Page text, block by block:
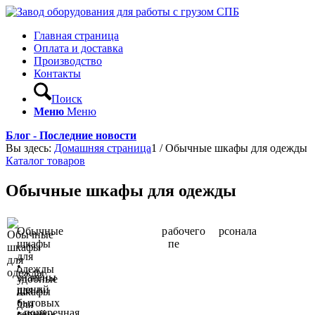
Главная страница
Оплата и доставка
Производство
Контакты
Поиск
Меню Меню
Блог - Последние новости
Вы здесь: Домашняя страница1 / Обычные шкафы для одежды
Каталог товаров
Обычные шкафы для одежды
Обычные
шкафы
для
одежды
рабочего
пе
рсонала
•
удобные
шкафы
для
значены
для
бытовых
щений
•
• поперечная